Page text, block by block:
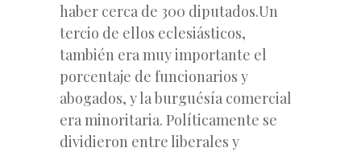
haber cerca de 300 diputados.Un
tercio de ellos eclesiásticos,
también era muy importante el
porcentaje de funcionarios y
abogados, y la burguésía comercial
era minoritaria. Políticamente se
dividieron entre liberales y